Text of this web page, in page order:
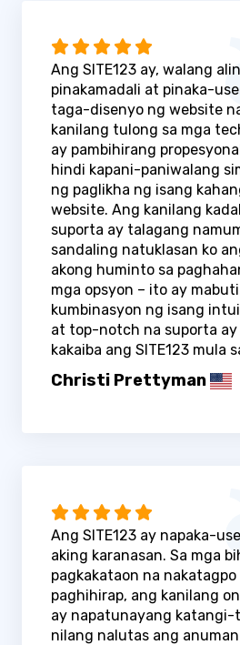
Ang SITE123 ay, walang
pinakamadali at pinaka-
taga-disenyo ng website
kanilang tulong sa mga
ay pambihirang
hindi kapani-paniwalang
ng paglikha ng isang
website. Ang kanilang
suporta ay talagang
sandaling natuklasan ko
akong huminto sa
mga opsyon – ito ay
kumbinasyon ng isang
at top-notch na suporta
kakaiba ang SITE123 mula
Christi Prettyman
Ang SITE123 ay napaka-
aking karanasan. Sa mga
pagkakataon na nakatagpo
paghihirap, ang kanilang
ay napatunayang katangi-
nilang nalutas ang